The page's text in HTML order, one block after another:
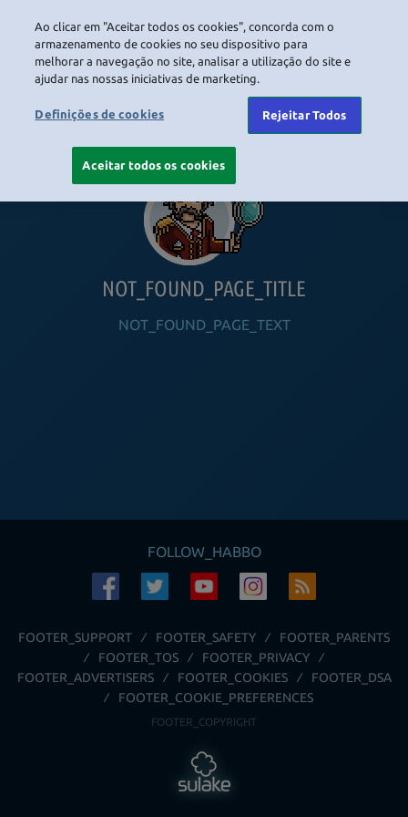
NOT_FOUND_PAGE_TITLE
NOT_FOUND_PAGE_TEXT
FOLLOW_HABBO
FOOTER_SUPPORT FOOTER_SAFETY
FOOTER_PARENTS
FOOTER_TOS
FOOTER_PRIVACY
FOOTER_ADVERTISERS
FOOTER_COOKIES
FOOTER_DSA
FOOTER_COOKIE_PREFERENCES
FOOTER_COPYRIGHT
Ao clicar em "Aceitar todos os cookies", concorda com o
armazenamento de cookies no seu dispositivo para
melhorar a navegação no site, analisar a utilização do site e
ajudar nas nossas iniciativas de marketing.
Definições de cookies Rejeitar Todos
Aceitar todos os cookies